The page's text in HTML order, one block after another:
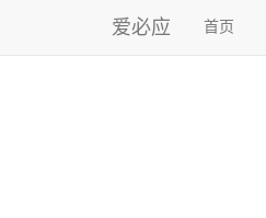
爱必应 首页